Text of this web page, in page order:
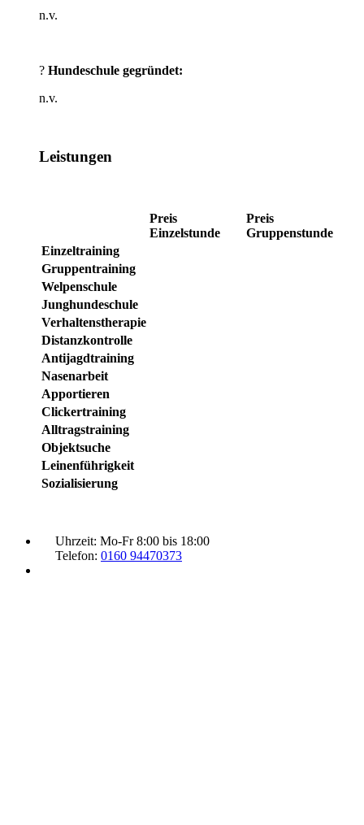
n.v.
? Hundeschule gegründet:
n.v.
Leistungen
Preis
Einzelstunde
Preis
Gruppenstunde
Einzeltraining
Gruppentraining
Welpenschule
Junghundeschule
Verhaltenstherapie
Distanzkontrolle
Antijagdtraining
Nasenarbeit
Apportieren
Clickertraining
Alltragstraining
Objektsuche
Leinenführigkeit
Sozialisierung
Uhrzeit: Mo-Fr 8:00 bis 18:00
Telefon: 0160 94470373